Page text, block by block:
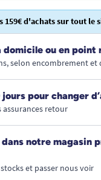
159€ d'achats sur tout le
domicile ou en point
selon encombrement et
jours pour changer
assurances retour
notre magasin
et passer nous voir